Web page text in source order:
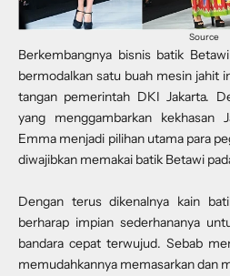
Source
Berkembangnya bisnis batik
bermodalkan satu buah mesin jahit
tangan pemerintah DKI Jakarta.
yang menggambarkan kekhasan
Emma menjadi pilihan utama para
diwajibkan memakai batik Betawi
Dengan terus dikenalnya kain
berharap impian sederhananya
bandara cepat terwujud. Sebab
memudahkannya memasarkan dan